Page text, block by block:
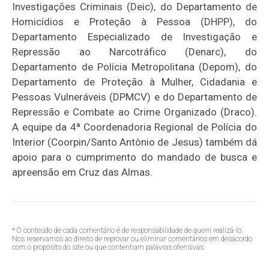
Investigações Criminais (Deic), do Departamento de
Homicídios e Proteção à Pessoa (DHPP), do
Departamento Especializado de Investigação e
Repressão ao Narcotráfico (Denarc), do
Departamento de Polícia Metropolitana (Depom), do
Departamento de Proteção à Mulher, Cidadania e
Pessoas Vulneráveis (DPMCV) e do Departamento de
Repressão e Combate ao Crime Organizado (Draco).
A equipe da 4ª Coordenadoria Regional de Polícia do
Interior (Coorpin/Santo Antônio de Jesus) também dá
apoio para o cumprimento do mandado de busca e
apreensão em Cruz das Almas.
* O conteúdo de cada comentário é de responsabilidade de quem realizá-lo.
Nos reservamos ao direito de reprovar ou eliminar comentários em desacordo
com o propósito do site ou que contenham palavras ofensivas.